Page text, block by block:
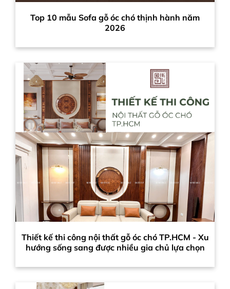
Top 10 mẫu Sofa gỗ óc chó thịnh hành năm
2026
Thiết kế thi công nội thất gỗ óc chó TP.HCM - Xu
hướng sống sang được nhiều gia chủ lựa chọn